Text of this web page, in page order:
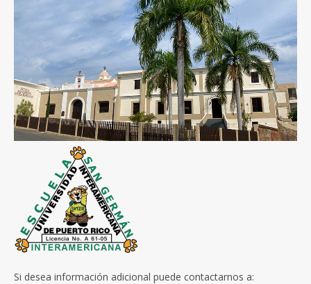
Si desea información adicional puede contactarnos a: